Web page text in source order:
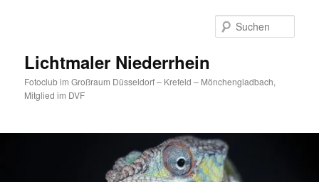
Lichtmaler Niederrhein
Fotoclub im Großraum Düsseldorf – Krefeld – Mönchengladbach,
Mitglied im DVF